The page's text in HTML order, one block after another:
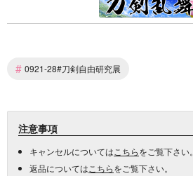
# 0921-28#刀剣自由研究展
注意事項
キャンセルについては こちらをご覧下さい。
返品については こちらをご覧下さい。